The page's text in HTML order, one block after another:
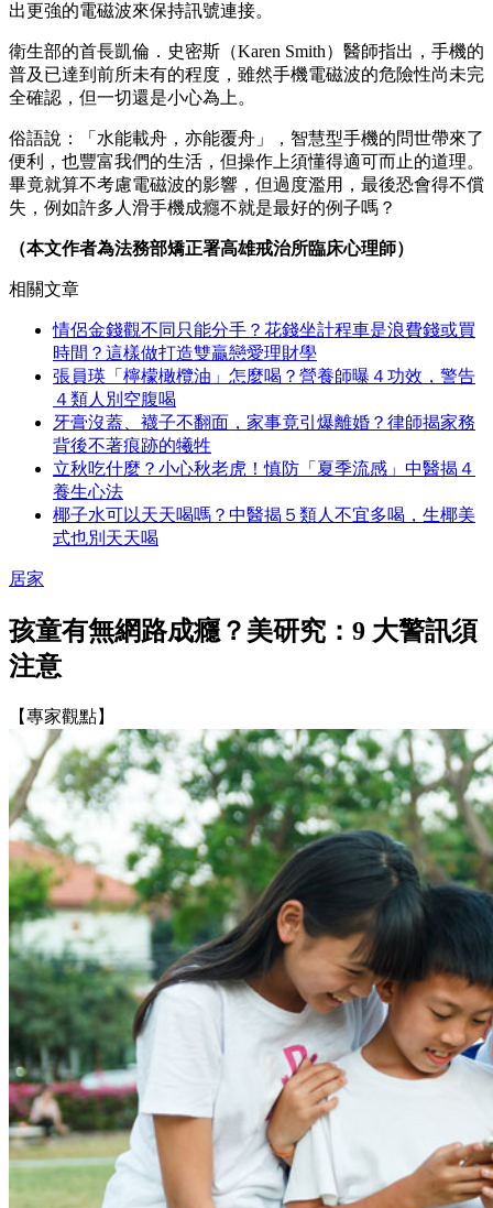
出更強的電磁波來保持訊號連接。
衛生部的首長凱倫．史密斯（Karen Smith）醫師指出，手機的
普及已達到前所未有的程度，雖然手機電磁波的危險性尚未完
全確認，但一切還是小心為上。
俗語說：「水能載舟，亦能覆舟」，智慧型手機的問世帶來了
便利，也豐富我們的生活，但操作上須懂得適可而止的道理。
畢竟就算不考慮電磁波的影響，但過度濫用，最後恐會得不償
失，例如許多人滑手機成癮不就是最好的例子嗎？
（本文作者為法務部矯正署高雄戒治所臨床心理師）
相關文章
情侶金錢觀不同只能分手？花錢坐計程車是浪費錢或買
時間？這樣做打造雙贏戀愛理財學
張員瑛「檸檬橄欖油」怎麼喝？營養師曝４功效，警告
４類人別空腹喝
牙膏沒蓋、襪子不翻面，家事竟引爆離婚？律師揭家務
背後不著痕跡的犧牲
立秋吃什麼？小心秋老虎！慎防「夏季流感」中醫揭４
養生心法
椰子水可以天天喝嗎？中醫揭５類人不宜多喝，生椰美
式也別天天喝
居家
孩童有無網路成癮？美研究：9 大警訊須
注意
【專家觀點】